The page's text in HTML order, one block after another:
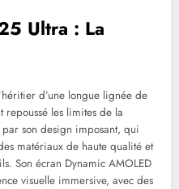
Ultra : La
d’une longue lignée de
les limites de la
son design imposant, qui
matériaux de haute qualité et
Son écran Dynamic AMOLED
visuelle immersive, avec des